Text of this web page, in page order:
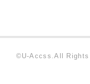
©U-Accss.All Rights